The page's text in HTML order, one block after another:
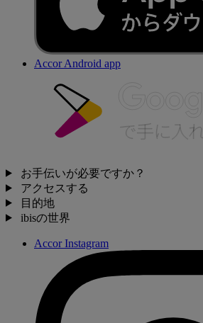
Accor Android app
お手伝いが必要ですか？
アクセスする
目的地
ibisの世界
Accor Instagram